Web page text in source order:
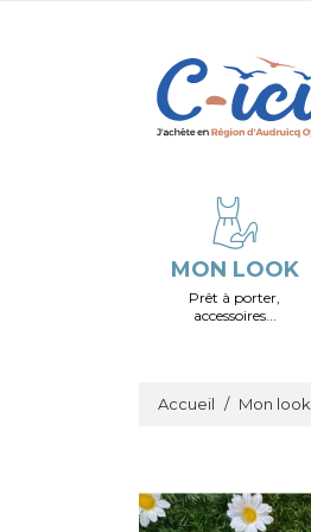
MON LOOK
Prêt à porter,
accessoires...
Accueil Mon look